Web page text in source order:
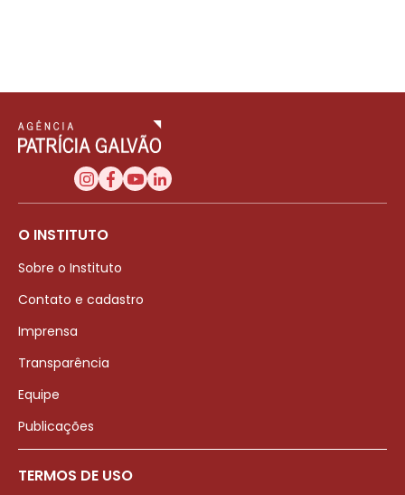
O INSTITUTO
Sobre o Instituto
Contato e cadastro
Imprensa
Transparência
Equipe
Publicações
TERMOS DE USO